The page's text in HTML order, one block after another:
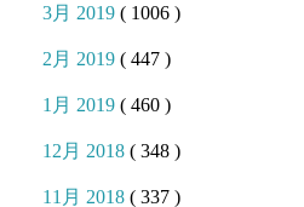
3月 2019( 1006 )
2月 2019( 447 )
1月 2019( 460 )
12月 2018( 348 )
11月 2018( 337 )